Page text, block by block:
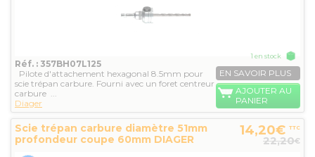
Réf. : 357BH07L125
Pilote d'attachement hexagonal 8.5mm pour
scie trépan carbure. Fourni avec un foret centreur
carbure ...
Diager
1 en stock
EN SAVOIR PLUS
AJOUTER AU
PANIER
Scie trépan carbure diamètre 51mm
profondeur coupe 60mm DIAGER
14,20€ TTC
22,20€